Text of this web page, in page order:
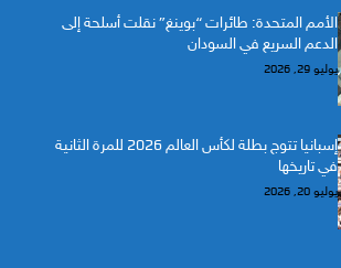
الأمم المتحدة: طائرات “بوينغ” نقلت أسلحة إلى
الدعم السريع في السودان
يوليو 29, 2026
إسبانيا تتوج بطلة لكأس العالم 2026 للمرة الثانية
في تاريخها
يوليو 20, 2026